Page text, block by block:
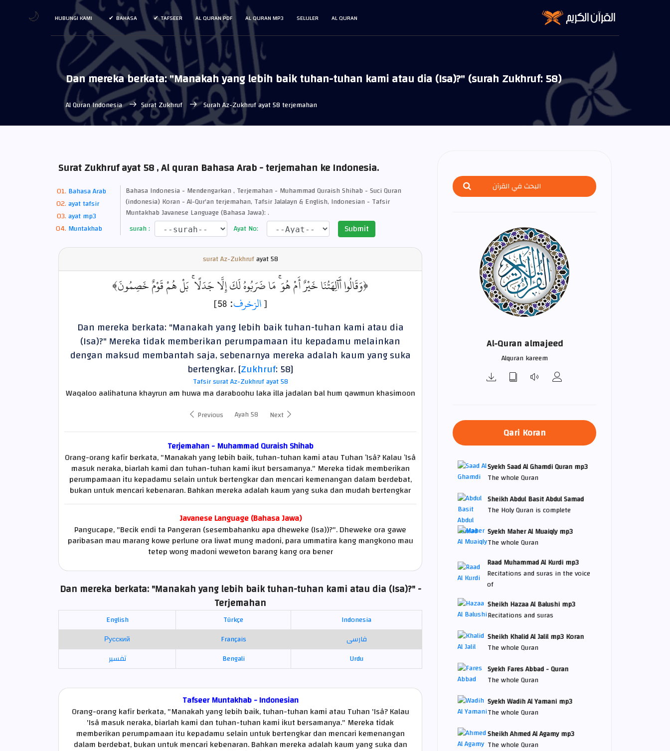
AL QURAN
SELULER
AL QURAN MP3
AL QURAN PDF
TAFSEER
BAHASA
HUBUNGI KAMI
Dan mereka berkata: "Manakah yang lebih baik tuhan-tuhan kami atau dia (Isa)?" (surah Zukhruf: 58)
Al Quran Indonesia Surat Zukhruf Surah Az-Zukhruf ayat 58 terjemahan
Surat Zukhruf ayat 58 , Al quran Bahasa Arab - terjemahan ke Indonesia.
Bahasa Arab
ayat tafsir
ayat mp3
Muntakhab
Bahasa Indonesia - Mendengarkan , Terjemahan - Muhammad Quraish Shihab - Suci Quran
(indonesia) Koran - Al-Qur'an terjemahan, Tafsir Jalalayn & English, Indonesian - Tafsir
Muntakhab Javanese Language (Bahasa Jawa): .
surah :
Ayat No: Submit
surat Az-Zukhrufayat58
﴿وَقَالُوا أَآلِهَتُنَا خَيْرٌ أَمْ هُوَ ۚ مَا ضَرَبُوهُ لَكَ إِلَّا جَدَلًا ۚ بَلْ هُمْ قَوْمٌ خَصِمُونَ﴾
[الزخرف: 58]
Dan mereka berkata: "Manakah yang lebih baik tuhan-tuhan kami atau dia
(Isa)?" Mereka tidak memberikan perumpamaan itu kepadamu melainkan
dengan maksud membantah saja, sebenarnya mereka adalah kaum yang suka
bertengkar. [Zukhruf: 58]
Tafsir surat Az-Zukhruf ayat 58
Waqaloo aalihatuna khayrun am huwa ma daraboohu laka illa jadalan bal hum qawmun khasimoon
Previous Ayah 58 Next
Terjemahan - Muhammad Quraish Shihab
Orang-orang kafir berkata, "Manakah yang lebih baik, tuhan-tuhan kami atau Tuhan ’Isâ? Kalau ’Isâ
masuk neraka, biarlah kami dan tuhan-tuhan kami ikut bersamanya." Mereka tidak memberikan
perumpamaan itu kepadamu selain untuk bertengkar dan mencari kemenangan dalam berdebat,
bukan untuk mencari kebenaran. Bahkan mereka adalah kaum yang suka dan mudah bertengkar
Javanese Language (Bahasa Jawa)
Pangucape, "Becik endi ta Pangeran (sesembahanku apa dheweke (Isa))?". Dheweke ora gawe
paribasan mau marang kowe perlune ora liwat mung madoni, para ummatira kang mangkono mau
tetep wong madoni weweton barang kang ora bener
Dan mereka berkata: "Manakah yang lebih baik tuhan-tuhan kami atau dia (Isa)?" -
Terjemahan
English Türkçe
Indonesia
Русский
Français
فارسی
تفسير
Bengali Urdu
Tafseer Muntakhab - Indonesian
Orang-orang kafir berkata, "Manakah yang lebih baik, tuhan-tuhan kami atau Tuhan 'Isâ? Kalau
'Isâ masuk neraka, biarlah kami dan tuhan-tuhan kami ikut bersamanya." Mereka tidak
memberikan perumpamaan itu kepadamu selain untuk bertengkar dan mencari kemenangan
dalam berdebat, bukan untuk mencari kebenaran. Bahkan mereka adalah kaum yang suka dan
Al-Quran almajeed
Alquran kareem
Qari Koran
Syekh Saad Al Ghamdi Quran mp3
The whole Quran
Sheikh Abdul Basit Abdul Samad
The Holy Quran is complete
Syekh Maher Al Muaiqly mp3
The whole Quran
Raad Muhammad Al Kurdi mp3
Recitations and suras in the voice
of
Sheikh Hazaa Al Balushi mp3
Recitations and suras
Sheikh Khalid Al Jalil mp3 Koran
The whole Quran
Syekh Fares Abbad - Quran
The whole Quran
Syekh Wadih Al Yamani mp3
The whole Quran
Sheikh Ahmed Al Agamy mp3
The whole Quran
🌙